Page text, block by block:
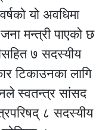
यो अवधिमा
मन्त्री पाएको छ
७ सदस्यीय
टिकाउनका लागि
स्वतन्त्र सांसद
८ सदस्यीय